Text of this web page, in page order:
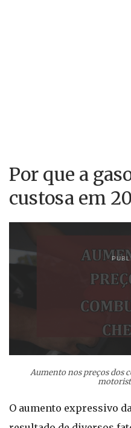
Por que a
custosa em
Aumento nos preços dos
O aumento expressivo